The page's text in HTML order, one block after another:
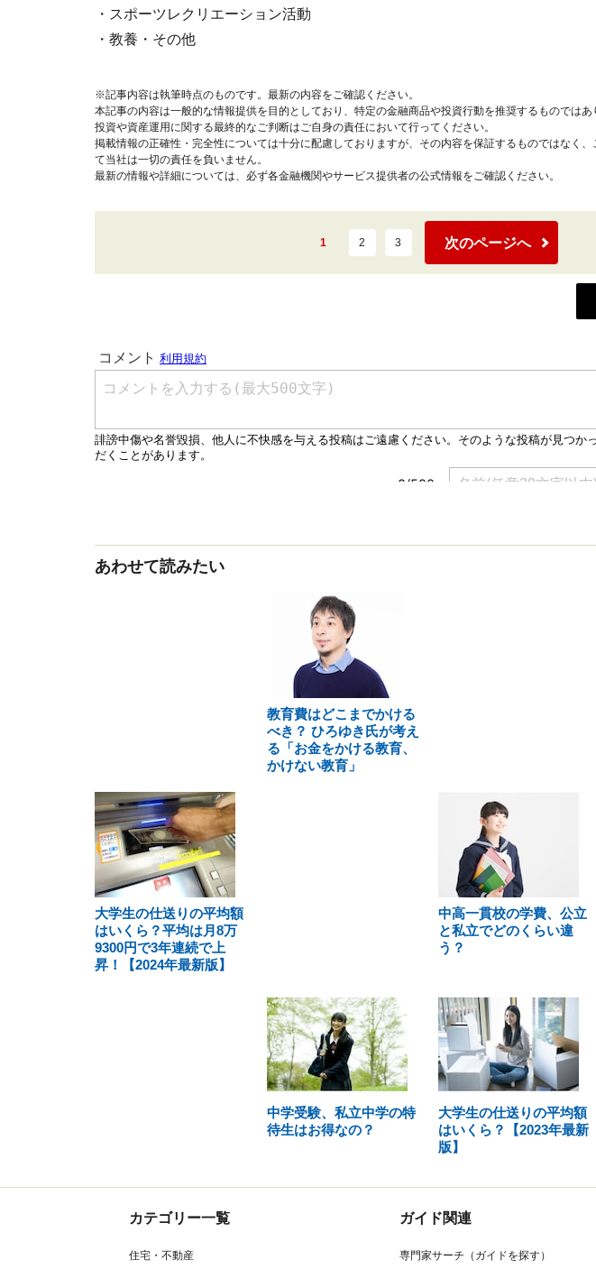
・スポーツレクリエーション活動
・教養・その他
※記事内容は執筆時点のものです。最新の内容をご確認ください。
本記事の内容は一般的な情報提供を目的としており、特定の金融商品や投資行動を推奨するものではあ
投資や資産運用に関する最終的なご判断はご自身の責任において行ってください。
掲載情報の正確性・完全性については十分に配慮しておりますが、その内容を保証するものではなく
て当社は一切の責任を負いません。
最新の情報や詳細については、必ず各金融機関やサービス提供者の公式情報をご確認ください。
1 2 3 次のページへ
あわせて読みたい
教育費はどこまでかける
べき？ ひろゆき氏が考え
る「お金をかける教育、
かけない教育」
大学生の仕送りの平均額
はいくら？平均は月8万
9300円で3年連続で上
昇！【2024年最新版】
中高一貫校の学費、公立
と私立でどのくらい違
う？
中学受験、私立中学の特
待生はお得なの？
大学生の仕送りの平均額
はいくら？【2023年最新
版】
カテゴリー一覧
住宅・不動産
ガイド関連
専門家サーチ（ガイドを探す）